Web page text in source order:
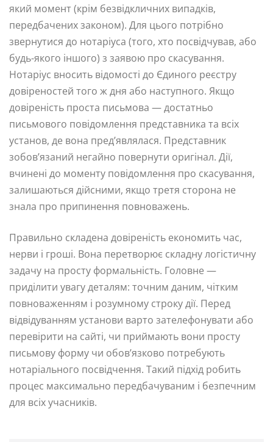
який момент (крім безвідкличних випадків,
передбачених законом). Для цього потрібно
звернутися до нотаріуса (того, хто посвідчував, або
будь-якого іншого) з заявою про скасування.
Нотаріус вносить відомості до Єдиного реєстру
довіреностей того ж дня або наступного. Якщо
довіреність проста письмова — достатньо
письмового повідомлення представника та всіх
установ, де вона пред’являлася. Представник
зобов’язаний негайно повернути оригінал. Дії,
вчинені до моменту повідомлення про скасування,
залишаються дійсними, якщо третя сторона не
знала про припинення повноважень.
Правильно складена довіреність економить час,
нерви і гроші. Вона перетворює складну логістичну
задачу на просту формальність. Головне —
приділити увагу деталям: точним даним, чітким
повноваженням і розумному строку дії. Перед
відвідуванням установи варто зателефонувати або
перевірити на сайті, чи приймають вони просту
письмову форму чи обов’язково потребують
нотаріального посвідчення. Такий підхід робить
процес максимально передбачуваним і безпечним
для всіх учасників.